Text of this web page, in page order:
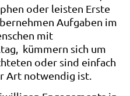
oder leisten Erste
Aufgaben im
mit
kümmern sich um
oder sind einfach
Art notwendig ist.